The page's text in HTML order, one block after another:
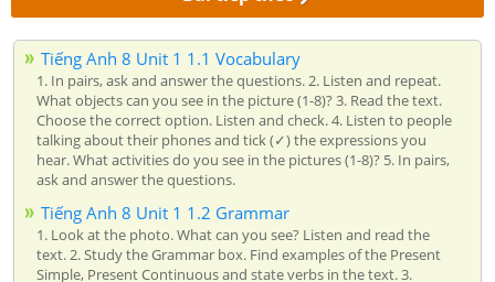
Tiếng Anh 8 Unit 1 1.1 Vocabulary
1. In pairs, ask and answer the questions. 2. Listen and repeat.
What objects can you see in the picture (1-8)? 3. Read the text.
Choose the correct option. Listen and check. 4. Listen to people
talking about their phones and tick (✓) the expressions you
hear. What activities do you see in the pictures (1-8)? 5. In pairs,
ask and answer the questions.
Tiếng Anh 8 Unit 1 1.2 Grammar
1. Look at the photo. What can you see? Listen and read the
text. 2. Study the Grammar box. Find examples of the Present
Simple, Present Continuous and state verbs in the text. 3.